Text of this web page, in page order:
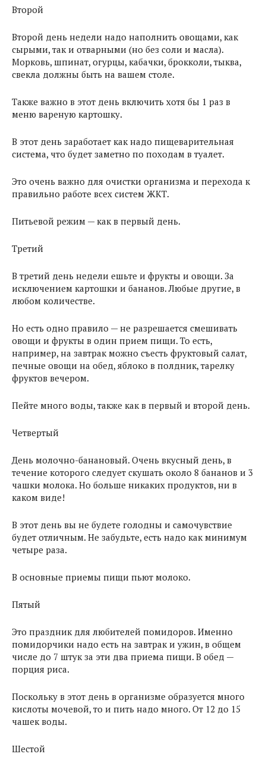
Второй
Второй день недели надо наполнить овощами, как
сырыми, так и отварными (но без соли и масла).
Морковь, шпинат, огурцы, кабачки, брокколи, тыква,
свекла должны быть на вашем столе.
Также важно в этот день включить хотя бы 1 раз в
меню вареную картошку.
В этот день заработает как надо пищеварительная
система, что будет заметно по походам в туалет.
Это очень важно для очистки организма и перехода к
правильно работе всех систем ЖКТ.
Питьевой режим — как в первый день.
Третий
В третий день недели ешьте и фрукты и овощи. За
исключением картошки и бананов. Любые другие, в
любом количестве.
Но есть одно правило — не разрешается смешивать
овощи и фрукты в один прием пищи. То есть,
например, на завтрак можно съесть фруктовый салат,
печные овощи на обед, яблоко в полдник, тарелку
фруктов вечером.
Пейте много воды, также как в первый и второй день.
Четвертый
День молочно-банановый. Очень вкусный день, в
течение которого следует скушать около 8 бананов и 3
чашки молока. Но больше никаких продуктов, ни в
каком виде!
В этот день вы не будете голодны и самочувствие
будет отличным. Не забудьте, есть надо как минимум
четыре раза.
В основные приемы пищи пьют молоко.
Пятый
Это праздник для любителей помидоров. Именно
помидорчики надо есть на завтрак и ужин, в общем
числе до 7 штук за эти два приема пищи. В обед —
порция риса.
Поскольку в этот день в организме образуется много
кислоты мочевой, то и пить надо много. От 12 до 15
чашек воды.
Шестой